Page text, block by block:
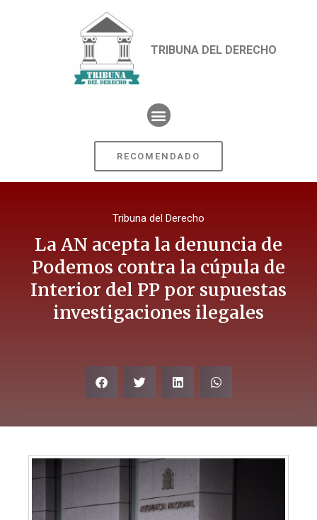
TRIBUNA DEL DERECHO
RECOMENDADO
Tribuna del Derecho
La AN acepta la denuncia de
Podemos contra la cúpula de
Interior del PP por supuestas
investigaciones ilegales